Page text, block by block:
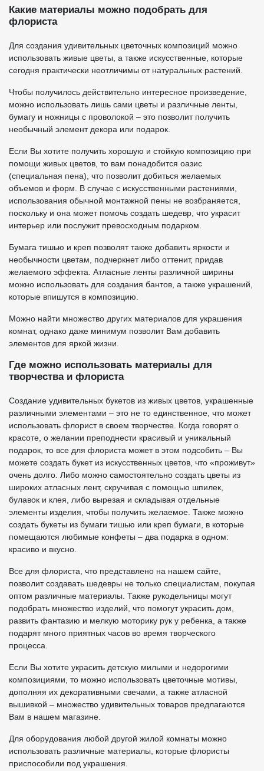
Какие материалы можно подобрать для
флориста
Для создания удивительных цветочных композиций можно
использовать живые цветы, а также искусственные, которые
сегодня практически неотличимы от натуральных растений.
Чтобы получилось действительно интересное произведение,
можно использовать лишь сами цветы и различные ленты,
бумагу и ножницы с проволокой – это позволит получить
необычный элемент декора или подарок.
Если Вы хотите получить хорошую и стойкую композицию при
помощи живых цветов, то вам понадобится оазис
(специальная пена), что позволит добиться желаемых
объемов и форм. В случае с искусственными растениями,
использования обычной монтажной пены не возбраняется,
поскольку и она может помочь создать шедевр, что украсит
интерьер или послужит превосходным подарком.
Бумага тишью и креп позволят также добавить яркости и
необычности цветам, подчеркнет либо оттенит, придав
желаемого эффекта. Атласные ленты различной ширины
можно использовать для создания бантов, а также украшений,
которые впишутся в композицию.
Можно найти множество других материалов для украшения
комнат, однако даже минимум позволит Вам добавить
элементов для яркой жизни.
Где можно использовать материалы для
творчества и флориста
Создание удивительных букетов из живых цветов, украшенные
различными элементами – это не то единственное, что может
использовать флорист в своем творчестве. Когда говорят о
красоте, о желании преподнести красивый и уникальный
подарок, то все для флориста может в этом подсобить – Вы
можете создать букет из искусственных цветов, что «проживут»
очень долго. Либо можно самостоятельно создать цветы из
широких атласных лент, скручивая с помощью шпилек,
булавок и клея, либо вырезая и складывая отдельные
элементы изделия, чтобы получить желаемое. Также можно
создать букеты из бумаги тишью или креп бумаги, в которые
помещаются любимые конфеты – два подарка в одном:
красиво и вкусно.
Все для флориста, что представлено на нашем сайте,
позволит создавать шедевры не только специалистам, покупая
оптом различные материалы. Также рукодельницы могут
подобрать множество изделий, что помогут украсить дом,
развить фантазию и мелкую моторику рук у ребенка, а также
подарят много приятных часов во время творческого
процесса.
Если Вы хотите украсить детскую милыми и недорогими
композициями, то можно использовать цветочные мотивы,
дополняя их декоративными свечами, а также атласной
вышивкой – множество удивительных товаров предлагаются
Вам в нашем магазине.
Для оборудования любой другой жилой комнаты можно
использовать различные материалы, которые флористы
приспособили под украшения.